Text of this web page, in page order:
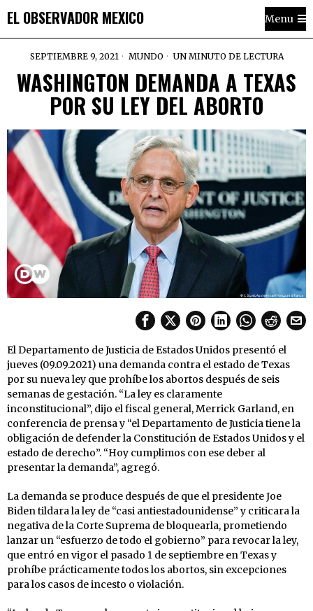
EL OBSERVADOR MEXICO Menu
SEPTIEMBRE 9, 2021 MUNDO UN MINUTO DE LECTURA
WASHINGTON DEMANDA A TEXAS
POR SU LEY DEL ABORTO
El Departamento de Justicia de Estados Unidos presentó el
jueves (09.09.2021) una demanda contra el estado de Texas
por su nueva ley que prohíbe los abortos después de seis
semanas de gestación. “La ley es claramente
inconstitucional”, dijo el fiscal general, Merrick Garland, en
conferencia de prensa y “el Departamento de Justicia tiene la
obligación de defender la Constitución de Estados Unidos y el
estado de derecho”. “Hoy cumplimos con ese deber al
presentar la demanda”, agregó.
La demanda se produce después de que el presidente Joe
Biden tildara la ley de “casi antiestadounidense” y criticara la
negativa de la Corte Suprema de bloquearla, prometiendo
lanzar un “esfuerzo de todo el gobierno” para revocar la ley,
que entró en vigor el pasado 1 de septiembre en Texas y
prohíbe prácticamente todos los abortos, sin excepciones
para los casos de incesto o violación.